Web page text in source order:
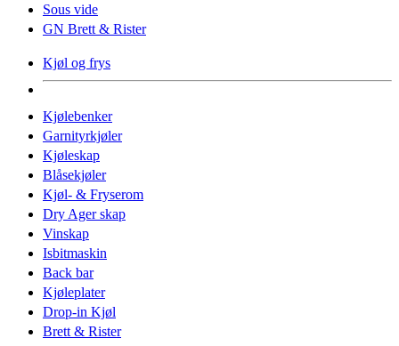
Sous vide
GN Brett & Rister
Kjøl og frys
Kjølebenker
Garnityrkjøler
Kjøleskap
Blåsekjøler
Kjøl- & Fryserom
Dry Ager skap
Vinskap
Isbitmaskin
Back bar
Kjøleplater
Drop-in Kjøl
Brett & Rister